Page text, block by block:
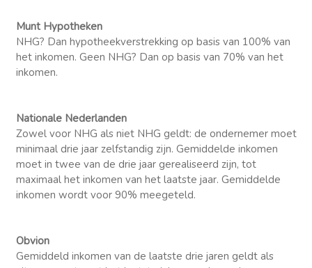
Munt Hypotheken
NHG? Dan hypotheekverstrekking op basis van 100% van
het inkomen. Geen NHG? Dan op basis van 70% van het
inkomen.
Nationale Nederlanden
Zowel voor NHG als niet NHG geldt: de ondernemer moet
minimaal drie jaar zelfstandig zijn. Gemiddelde inkomen
moet in twee van de drie jaar gerealiseerd zijn, tot
maximaal het inkomen van het laatste jaar. Gemiddelde
inkomen wordt voor 90% meegeteld.
Obvion
Gemiddeld inkomen van de laatste drie jaren geldt als